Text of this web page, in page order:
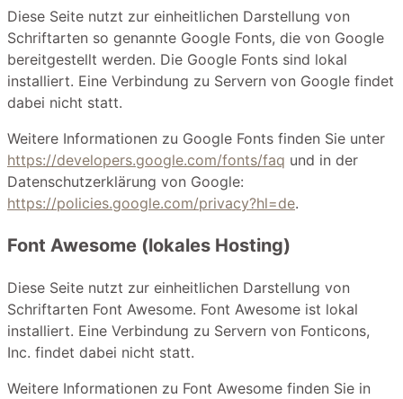
Diese Seite nutzt zur einheitlichen Darstellung von
Schriftarten so genannte Google Fonts, die von Google
bereitgestellt werden. Die Google Fonts sind lokal
installiert. Eine Verbindung zu Servern von Google findet
dabei nicht statt.
Weitere Informationen zu Google Fonts finden Sie unter
https://developers.google.com/fonts/faq und in der
Datenschutzerklärung von Google:
https://policies.google.com/privacy?hl=de.
Font Awesome (lokales Hosting)
Diese Seite nutzt zur einheitlichen Darstellung von
Schriftarten Font Awesome. Font Awesome ist lokal
installiert. Eine Verbindung zu Servern von Fonticons,
Inc. findet dabei nicht statt.
Weitere Informationen zu Font Awesome finden Sie in